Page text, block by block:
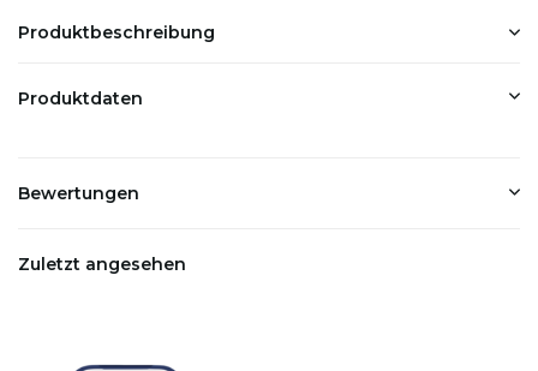
Produktbeschreibung
Produktdaten
Bewertungen
Zuletzt angesehen